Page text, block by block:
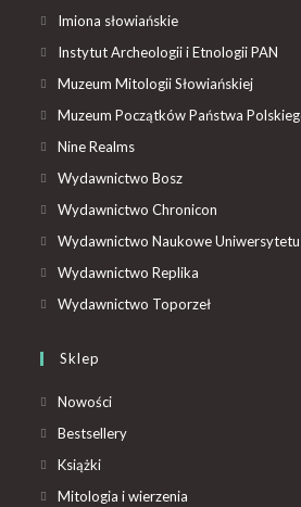
Imiona słowiańskie
Instytut Archeologii i Etnologii PAN
Muzeum Mitologii Słowiańskiej
Muzeum Początków Państwa
Nine Realms
Wydawnictwo Bosz
Wydawnictwo Chronicon
Wydawnictwo Naukowe
Wydawnictwo Replika
Wydawnictwo Toporzeł
Sklep
Nowości
Bestsellery
Książki
Mitologia i wierzenia